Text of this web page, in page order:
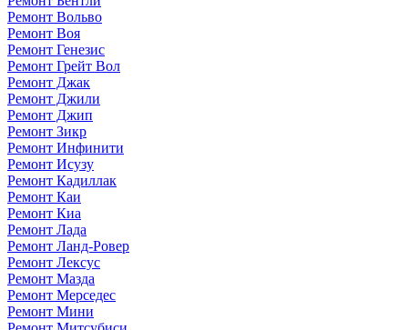
Ремонт Вольво
Ремонт Воя
Ремонт Генезис
Ремонт Грейт Вол
Ремонт Джак
Ремонт Джили
Ремонт Джип
Ремонт Зикр
Ремонт Инфинити
Ремонт Исузу
Ремонт Кадиллак
Ремонт Каи
Ремонт Киа
Ремонт Лада
Ремонт Ланд-Ровер
Ремонт Лексус
Ремонт Мазда
Ремонт Мерседес
Ремонт Мини